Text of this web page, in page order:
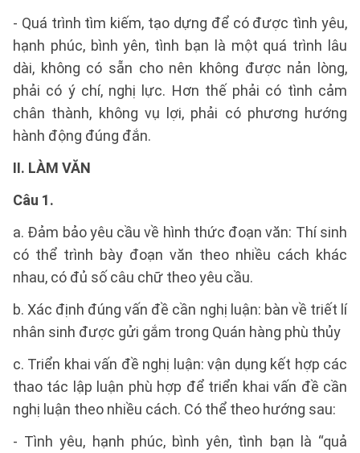
- Quá trình tìm kiếm, tạo dựng để có được tình yêu,
hạnh phúc, bình yên, tình bạn là một quá trình lâu
dài, không có sẵn cho nên không được nản lòng,
phải có ý chí, nghị lực. Hơn thế phải có tình cảm
chân thành, không vụ lợi, phải có phương hướng
hành động đúng đắn.
II. LÀM VĂN
Câu 1.
a. Đảm bảo yêu cầu về hình thức đoạn văn: Thí sinh
có thể trình bày đoạn văn theo nhiều cách khác
nhau, có đủ số câu chữ theo yêu cầu.
b. Xác định đúng vấn đề cần nghị luận: bàn về triết lí
nhân sinh được gửi gắm trong Quán hàng phù thủy
c. Triển khai vấn đề nghị luận: vận dụng kết hợp các
thao tác lập luận phù hợp để triển khai vấn đề cần
nghị luận theo nhiều cách. Có thể theo hướng sau:
- Tình yêu, hạnh phúc, bình yên, tình bạn là “quả